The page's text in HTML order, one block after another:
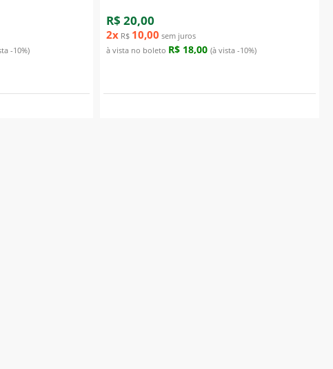
-10%)
R$ 20,00
2xR$ 10,00 sem juros
à vista no boleto R$ 18,00 (à vista -10%)